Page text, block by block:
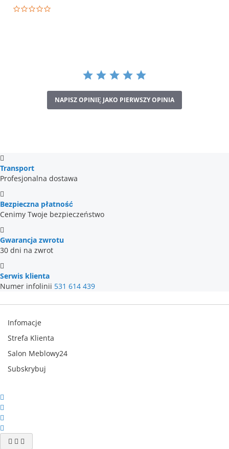
NAPISZ OPINIĘ JAKO PIERWSZY OPINIA
Transport
Profesjonalna dostawa
Bezpieczna płatność
Cenimy Twoje bezpieczeństwo
Gwarancja zwrotu
30 dni na zwrot
Serwis klienta
Numer infolinii 531 614 439
Infomacje
Strefa Klienta
Salon Meblowy24
Subskrybuj